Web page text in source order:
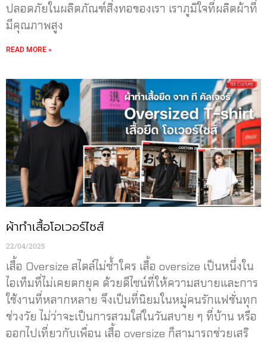
ปลอดภัยในผลิตภัณฑ์สิ่งทอของเรา เราภูมิใจที่ผลิตผ้าที่
มีคุณภาพสูง
READ MORE »
ผ้าทำเสื้อโอเวอร์ไซส์
22/04/2025
เสื้อ Oversize สไตล์ไม่ซ้ำใคร เสื้อ oversize เป็นหนึ่งใน
ไอเท็มที่ไม่เคยตกยุค ด้วยดีไซน์ที่ให้ความสบายและการ
ใช้งานที่หลากหลาย จึงเป็นที่นิยมในหมู่คนรักแฟชั่นทุก
ช่วงวัย ไม่ว่าจะเป็นการสวมใส่ในวันสบาย ๆ ที่บ้าน หรือ
ออกไปเที่ยวกับเพื่อน เสื้อ oversize ก็สามารถช่วยเสริ